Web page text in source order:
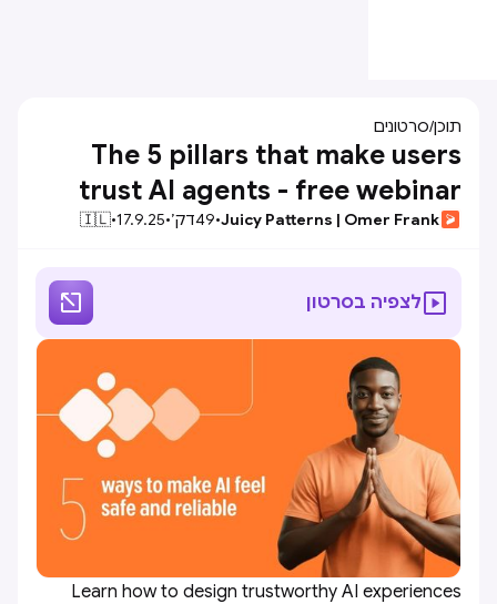
תוכן/סרטונים
The 5 pillars that make users
trust AI agents - free webinar
Juicy Patterns | Omer Frank
•
49דק׳•
17.9.25
•
🇮🇱
לצפיה בסרטון 
Learn how to design trustworthy AI experiences